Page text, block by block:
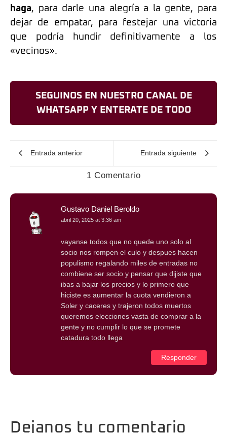
haga, para darle una alegría a la gente, para
dejar de empatar, para festejar una victoria
que podría hundir definitivamente a los
«vecinos».
SEGUINOS EN NUESTRO CANAL DE
WHATSAPP Y ENTERATE DE TODO
Entrada anterior Entrada siguiente
1 Comentario
Gustavo Daniel Beroldo
abril 20, 2025 at 3:36 am
vayanse todos que no quede uno solo al
socio nos rompen el culo y despues hacen
populismo regalando miles de entradas no
combiene ser socio y pensar que dijiste que
ibas a bajar los precios y lo primero que
hiciste es aumentar la cuota vendieron a
Soler y caceres y trajeron todos muertos
queremos elecciones vasta de comprar a la
gente y no cumplir lo que se promete
catadura todo llega
Responder
Dejanos tu comentario